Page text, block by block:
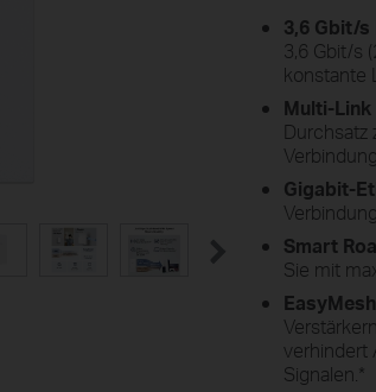
3,6 Gbit/s
3,6 Gbit/s
konstante
Multi-Link
Durchsatz
Gigabit-
Smart
Sie mit
verhindert
Signalen. *